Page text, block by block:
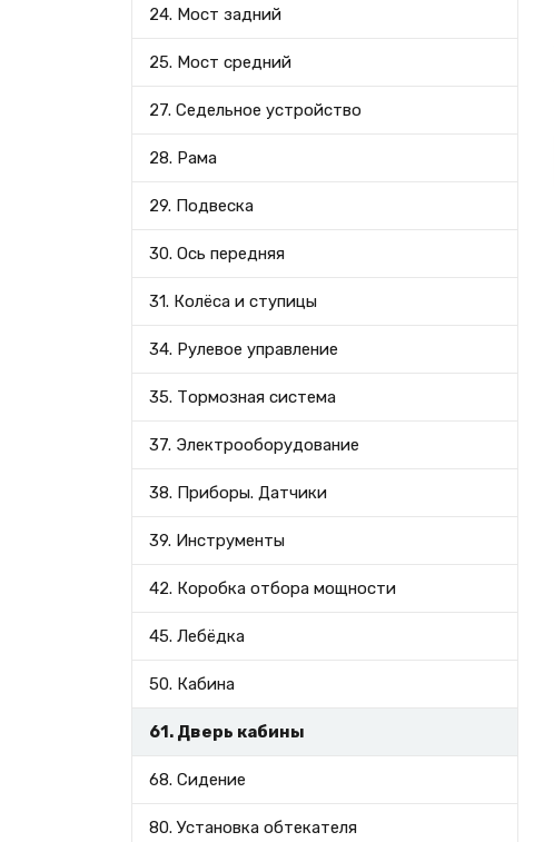
24. Мост задний
25. Мост средний
27. Седельное устройство
28. Рама
29. Подвеска
30. Ось передняя
31. Колёса и ступицы
34. Рулевое управление
35. Тормозная система
37. Электрооборудование
38. Приборы. Датчики
39. Инструменты
42. Коробка отбора мощности
45. Лебёдка
50. Кабина
61. Дверь кабины
68. Сидение
80. Установка обтекателя